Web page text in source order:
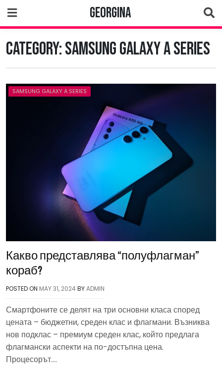
to
content
Georgina
Category:Samsung Galaxy A Series
SAMSUNG GALAXY A SERIES
Какво представлява “полуфлагман”
кораб?
POSTED ON MAY 31, 2024BYADMIN
Смартфоните се делят на три основни класа според
цената – бюджетни, среден клас и флагмани. Възниква
нов подклас – премиум среден клас, който предлага
флагмански аспекти на по-достъпна цена.
Процесорът….